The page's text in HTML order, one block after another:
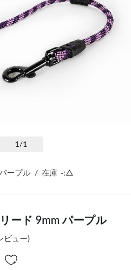
1/1
ープル / 在庫 -:△
ード 9mm パープル
ビュー)